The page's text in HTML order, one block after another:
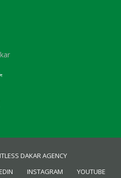
DAKAR AGENCY
INSTAGRAM YOUTUBE